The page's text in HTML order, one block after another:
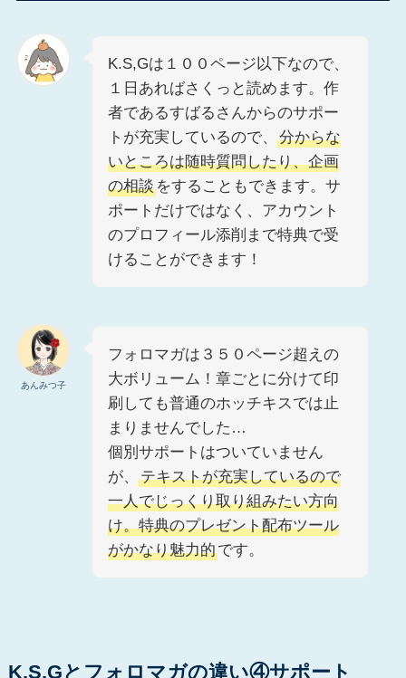
K.S,Gは１００ページ以下なので、
１日あればさくっと読めます。作
者であるすばるさんからのサポー
トが充実しているので、
分からな
いところは随時質問したり、企画
の相談をすることもできます。サ
ポートだけではなく、アカウント
のプロフィール添削まで特典で受
けることができます！
あんみつ子
フォロマガは３５０ページ超えの
大ボリューム！章ごとに分けて印
刷しても普通のホッチキスでは止
まりませんでした…
個別サポートはついていません
が、
テキストが充実しているので
一人でじっくり取り組みたい方向
け。特典のプレゼント配布ツール
がかなり魅力的です。
K.S.Gとフォロマガの違い④サポート